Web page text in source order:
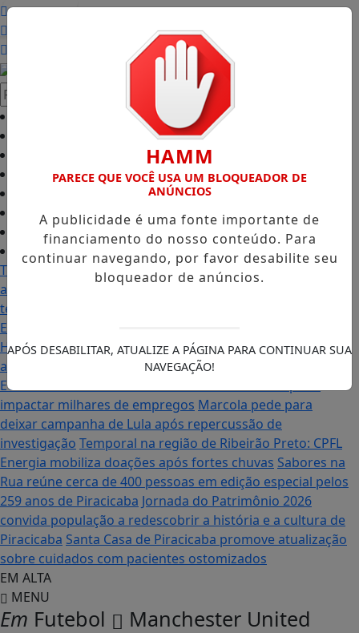
Pesquisar Notícia
Colunas/
Guia Comercial
Edições
Notícias
Tratamento do câncer de cabeça e pescoço evolui e
amplia preservação da qualidade de vida
tecnologia e inovação para estudantes da Escola
Estadual Melo Moraes em ação educativa em Piracicaba
Hyundai Maker amplia presença em Piracicaba e
aproxima estudantes das profissões do futuro
EUA coloca economia de Piracicaba em alerta e pode
impactar milhares de empregos Marcola pede para
deixar campanha de Lula após repercussão de
investigação Temporal na região de Ribeirão Preto: CPFL
Energia mobiliza doações após fortes chuvas Sabores na
Rua reúne cerca de 400 pessoas em edição especial pelos
259 anos de Piracicaba Jornada do Patrimônio 2026
convida população a redescobrir a história e a cultura de
Piracicaba Santa Casa de Piracicaba promove atualização
sobre cuidados com pacientes ostomizados
EM ALTA
MENU
Em Futebol Manchester United
HAMM
PARECE QUE VOCÊ USA UM BLOQUEADOR DE
ANÚNCIOS
A publicidade é uma fonte importante de
financiamento do nosso conteúdo. Para
continuar navegando, por favor desabilite seu
bloqueador de anúncios.
APÓS DESABILITAR, ATUALIZE A PÁGINA PARA CONTINUAR SUA
NAVEGAÇÃO!